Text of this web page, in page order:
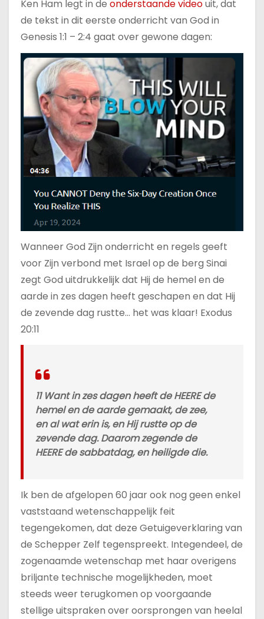
Ken Ham legt in de onderstaande videouit, dat
de tekst in dit eerste onderricht van God in
Genesis 1:1 – 2:4 gaat over gewone dagen:
Wanneer God Zijn onderricht en regels geeft
voor Zijn verbond met Israel op de berg Sinai
zegt God uitdrukkelijk dat Hij de hemel en de
aarde in zes dagen heeft geschapen en dat Hij
de zevende dag rustte… het was klaar! Exodus
20:11
11 Want in zes dagen heeft de HEERE de
hemel en de aarde gemaakt, de zee,
en al wat erin is, en Hij rustte op de
zevende dag. Daarom zegende de
HEERE de sabbatdag, en heiligde die.
Ik ben de afgelopen 60 jaar ook nog geen enkel
vaststaand wetenschappelijk feit
tegengekomen, dat deze Getuigeverklaring van
de Schepper Zelf tegenspreekt. Integendeel, de
zogenaamde wetenschap met haar overigens
briljante technische mogelijkheden, moet
steeds weer terugkomen op voorgaande
stellige uitspraken over oorsprongen van heelal